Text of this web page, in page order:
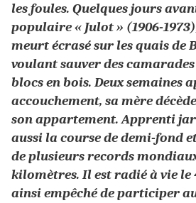
les foules. Quelques jours
populaire « Julot » (1906-
meurt écrasé sur les quais de
voulant sauver des camarades
blocs en bois. Deux semaines
accouchement, sa mère
son appartement. Apprenti
aussi la course de demi-fond
de plusieurs records
kilomètres. Il est radié à vie le
ainsi empêché de participer